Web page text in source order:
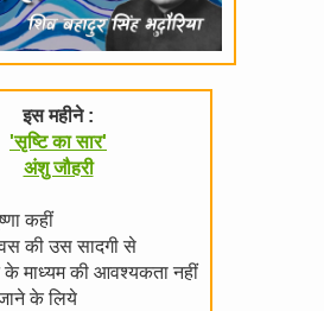
इस महीने :
'सृष्टि का सार'
अंशु जौहरी
कहीं
की उस सादगी से
माध्यम की आवश्यकता नहीं
के लिये